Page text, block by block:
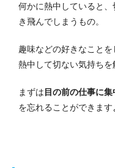
何かに熱中していると
き飛んでしまうもの。
趣味などの好きなこと
熱中して切ない気持ちを
まずは目の前の仕事に
を忘れることができます